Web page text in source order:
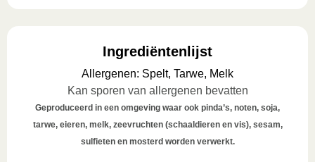
Ingrediëntenlijst
Allergenen: Spelt, Tarwe, Melk
Kan sporen van allergenen bevatten
Geproduceerd in een omgeving waar ook pinda’s, noten, soja,
tarwe, eieren, melk, zeevruchten (schaaldieren en vis), sesam,
sulfieten en mosterd worden verwerkt.